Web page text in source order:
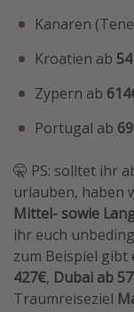
Kanaren
Kroatien ab
Zypern ab
Portugal ab
🤫 PS: solltet ihr
urlauben, haben
Mittel- sowie
ihr euch
zum Beispiel gibt
427€, Dubai ab
Traumreiseziel